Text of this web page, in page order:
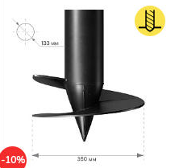
-10%